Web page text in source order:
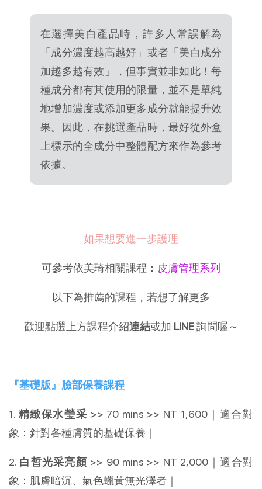
在選擇美白產品時，許多人常誤解為
「成分濃度越高越好」或者「美白成分
加越多越有效」，但事實並非如此！每
種成分都有其使用的限量，並不是單純
地增加濃度或添加更多成分就能提升效
果。因此，在挑選產品時，最好從外盒
上標示的全成分中整體配方來作為參考
依據。
如果想要進一步護理
可參考依美琦相關課程： 皮膚管理系列
以下為推薦的課程，若想了解更多
歡迎點選上方課程介紹連結或加 LINE詢問喔～
『基礎版』臉部保養課程
1. 精緻保水瑩采 >> 70 mins >> NT 1,600｜適合對
象：針對各種膚質的基礎保養｜
2. 白皙光采亮顏 >> 90 mins >> NT 2,000｜適合對
象：肌膚暗沉、氣色蠟黃無光澤者｜